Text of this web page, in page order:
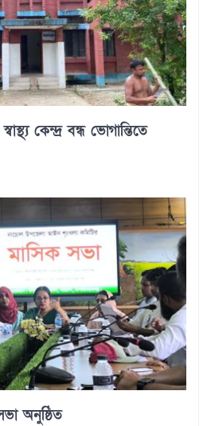
কেন্দ্র বন্ধ ভোগান্তিতে
অনুষ্ঠিত